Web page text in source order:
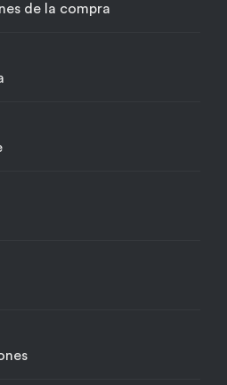
de la compra